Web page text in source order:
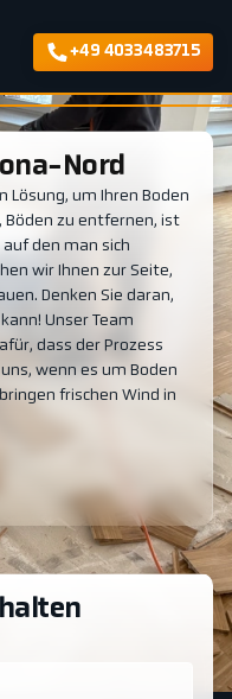
+49 4033483715
Nord
Lösung, um Ihren Boden
Böden zu entfernen, ist
den man sich
wir Ihnen zur Seite,
Denken Sie daran,
Unser Team
dass der Prozess
wenn es um Boden
frischen Wind in